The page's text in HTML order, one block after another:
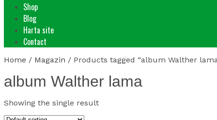
Shop
Blog
Harta site
Contact
Home / Magazin / Products tagged “album Walther
album Walther lama
Showing the single result